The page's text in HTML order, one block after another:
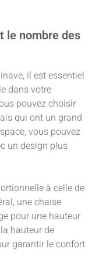
le nombre des
il est essentiel
dans votre
pouvez choisir
qui ont un grand
vous pouvez
un design plus
à celle de
une chaise
pour une hauteur
hauteur de
garantir le confort